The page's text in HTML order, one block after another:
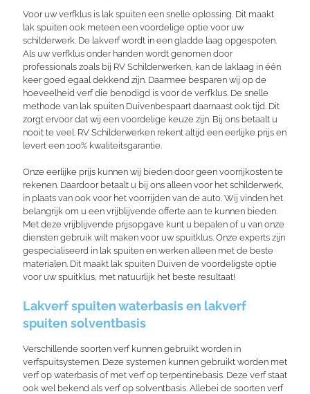
Voor uw verfklus is lak spuiten een snelle oplossing. Dit maakt
lak spuiten ook meteen een voordelige optie voor uw
schilderwerk. De lakverf wordt in een gladde laag opgespoten.
Als uw verfklus onder handen wordt genomen door
professionals zoals bij RV Schilderwerken, kan de laklaag in één
keer goed egaal dekkend zijn. Daarmee besparen wij op de
hoeveelheid verf die benodigd is voor de verfklus . De snelle
methode van lak spuiten Duivenbespaart daarnaast ook tijd. Dit
zorgt ervoor dat wij een voordelige keuze zijn. Bij ons betaalt u
nooit te veel. RV Schilderwerken rekent altijd een eerlijke prijs en
levert een 100% kwaliteitsgarantie.
Onze eerlijke prijs kunnen wij bieden door geen voorrijkosten te
rekenen. Daardoor betaalt u bij ons alleen voor het schilderwerk,
in plaats van ook voor het voorrijden van de auto. Wij vinden het
belangrijk om u een vrijblijvende offerte aan te kunnen bieden.
Met deze vrijblijvende prijsopgave kunt u bepalen of u van onze
diensten gebruik wilt maken voor uw spuitklus. Onze experts zijn
gespecialiseerd in lak spuiten en werken alleen met de beste
materialen. Dit maakt lak spuiten Duiven de voordeligste optie
voor uw spuitklus, met natuurlijk het beste resultaat!
Lakverf spuiten waterbasis en lakverf
spuiten solventbasis
Verschillende soorten verf kunnen gebruikt worden in
verfspuitsystemen. Deze systemen kunnen gebruikt worden met
verf op waterbasis of met verf op terpentinebasis. Deze verf staat
ook wel bekend als verf op solventbasis. Allebei de soorten verf